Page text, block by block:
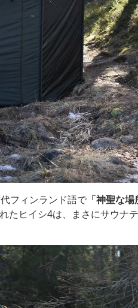
フィンランド語で 「神聖な
たヒイシ4は、まさにサウナ